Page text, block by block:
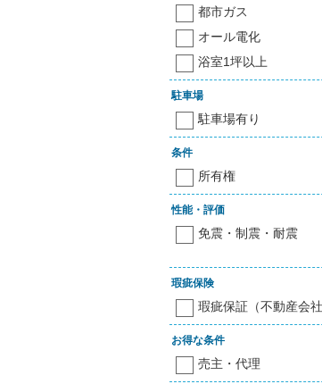
都市ガス
オール電化
浴室1坪以上
駐車場
駐車場有り
条件
所有権
性能・評価
免震・制震・耐震
瑕疵保険
瑕疵保証（不動産会社
お得な条件
売主・代理